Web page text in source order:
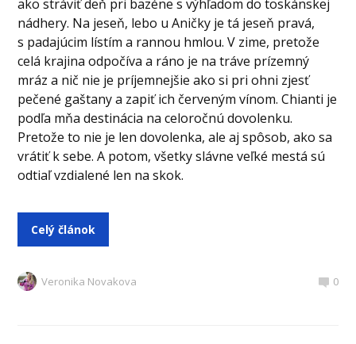
ako stráviť deň pri bazéne s výhľadom do toskánskej
nádhery. Na jeseň, lebo u Aničky je tá jeseň pravá,
s padajúcim lístím a rannou hmlou. V zime, pretože
celá krajina odpočíva a ráno je na tráve prízemný
mráz a nič nie je príjemnejšie ako si pri ohni zjesť
pečené gaštany a zapiť ich červeným vínom. Chianti je
podľa mňa destinácia na celoročnú dovolenku.
Pretože to nie je len dovolenka, ale aj spôsob, ako sa
vrátiť k sebe. A potom, všetky slávne veľké mestá sú
odtiaľ vzdialené len na skok.
Celý článok
Veronika Novakova 0